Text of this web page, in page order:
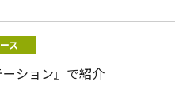
ス
ション』で紹介